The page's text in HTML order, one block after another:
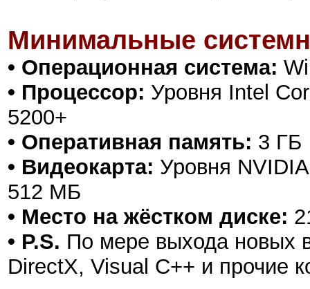
Минимальные
• Операционная система:
• Процессор: Уровня Intel
5200+
• Оперативная память: 3 ГБ
• Видеокарта: Уровня
512 МБ
• Место на жёстком диске:
• P.S. По мере выхода новых
DirectX, Visual C++ и прочие